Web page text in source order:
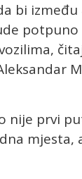
bi između
prvi
mjesta,